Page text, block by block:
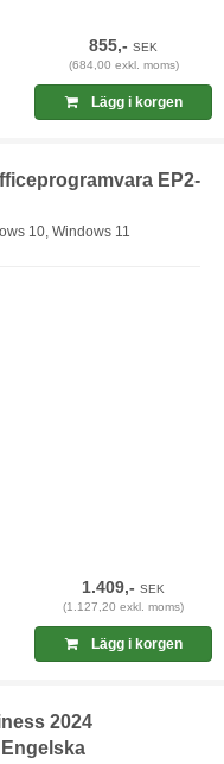
855,-SEK
(684,00 exkl. moms)
Lägg i korgen
EP2-
10, Windows 11
1.409,-SEK
(1.127,20 exkl. moms)
Lägg i korgen
2024